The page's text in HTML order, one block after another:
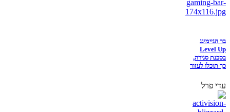
בר הגיימינג
Level Up
בסכנת סגירה,
כך תוכלו לעזור
עדי פרל